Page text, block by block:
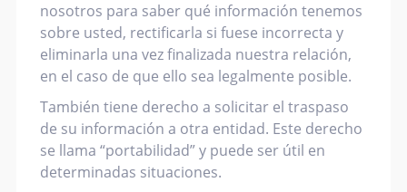
nosotros para saber qué información tenemos
sobre usted, rectificarla si fuese incorrecta y
eliminarla una vez finalizada nuestra relación,
en el caso de que ello sea legalmente posible.
También tiene derecho a solicitar el traspaso
de su información a otra entidad. Este derecho
se llama “portabilidad” y puede ser útil en
determinadas situaciones.